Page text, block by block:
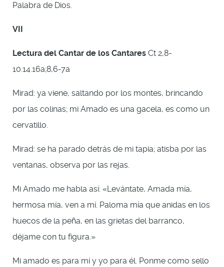
Palabra de Dios.
VII
Lectura del Cantar de los Cantares Ct 2,8-
10.14.16a;8,6-7a
Mirad: ya viene, saltando por los montes, brincando
por las colinas; mi Amado es una gacela, es como un
cervatillo.
Mirad: se ha parado detrás de mi tapia; atisba por las
ventanas, observa por las rejas.
Mi Amado me habla así: «Levántate, Amada mía,
hermosa mía, ven a mí. Paloma mía que anidas en los
huecos de la peña, en las grietas del barranco,
déjame con tu figura.»
Mi amado es para mí y yo para él. Ponme como sello